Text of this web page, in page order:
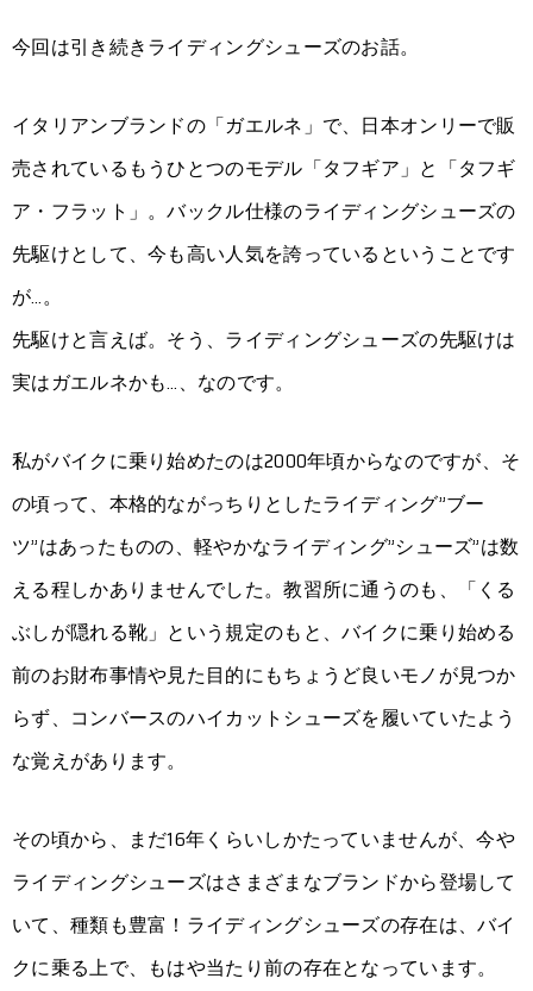
今回は引き続きライディングシューズのお話。
イタリアンブランドの「ガエルネ」で、日本オンリーで販
売されているもうひとつのモデル「タフギア」と「タフギ
ア・フラット」。バックル仕様のライディングシューズの
先駆けとして、今も高い人気を誇っているということです
が…。
先駆けと言えば。そう、ライディングシューズの先駆けは
実はガエルネかも…、なのです。
私がバイクに乗り始めたのは2000年頃からなのですが、そ
の頃って、本格的ながっちりとしたライディング”ブー
ツ”はあったものの、軽やかなライディング”シューズ”は数
える程しかありませんでした。教習所に通うのも、「くる
ぶしが隠れる靴」という規定のもと、バイクに乗り始める
前のお財布事情や見た目的にもちょうど良いモノが見つか
らず、コンバースのハイカットシューズを履いていたよう
な覚えがあります。
その頃から、まだ16年くらいしかたっていませんが、今や
ライディングシューズはさまざまなブランドから登場して
いて、種類も豊富！ライディングシューズの存在は、バイ
クに乗る上で、もはや当たり前の存在となっています。